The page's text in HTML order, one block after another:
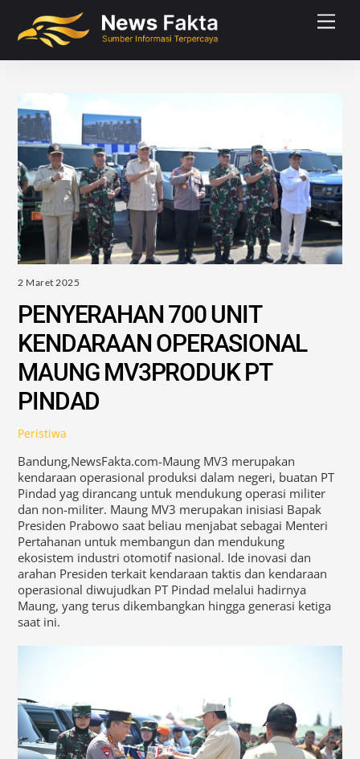
content
2 Maret 2025
PENYERAHAN 700 UNIT
KENDARAAN OPERASIONAL
MAUNG MV3PRODUK PT
PINDAD
Peristiwa
Bandung,NewsFakta.com-Maung MV3 merupakan
kendaraan operasional produksi dalam negeri, buatan PT
Pindad yag dirancang untuk mendukung operasi militer
dan non-militer. Maung MV3 merupakan inisiasi Bapak
Presiden Prabowo saat beliau menjabat sebagai Menteri
Pertahanan untuk membangun dan mendukung
ekosistem industri otomotif nasional. Ide inovasi dan
arahan Presiden terkait kendaraan taktis dan kendaraan
operasional diwujudkan PT Pindad melalui hadirnya
Maung, yang terus dikembangkan hingga generasi ketiga
saat ini.